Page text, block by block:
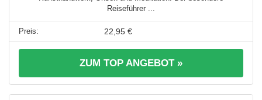
Reiseführer ...
22,95 €
ZUM TOP ANGEBOT »